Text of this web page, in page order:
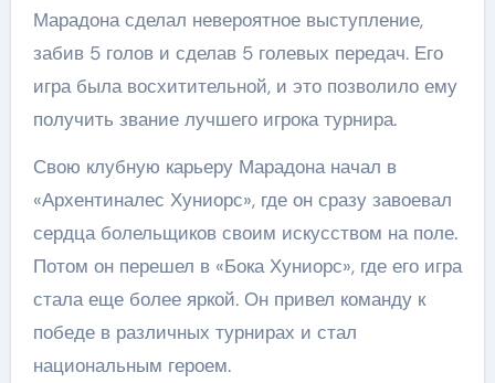
Марадона сделал невероятное выступление,
забив 5 голов и сделав 5 голевых передач. Его
игра была восхитительной, и это позволило ему
получить звание лучшего игрока турнира.
Свою клубную карьеру Марадона начал в
«Архентиналес Хуниорс», где он сразу завоевал
сердца болельщиков своим искусством на поле.
Потом он перешел в «Бока Хуниорс», где его игра
стала еще более яркой. Он привел команду к
победе в различных турнирах и стал
национальным героем.